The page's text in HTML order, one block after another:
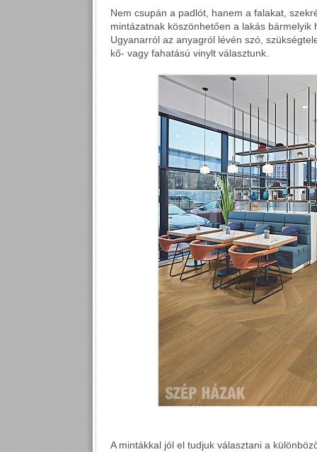
Nem csupán a padlót, hanem a falakat,
mintázatnak köszönhetően a lakás
Ugyanarról az anyagról lévén szó,
kő- vagy fahatású vinylt választunk.
A mintákkal jól el tudjuk választani a